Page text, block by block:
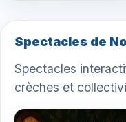
Spectacles de
Spectacles
crèches et